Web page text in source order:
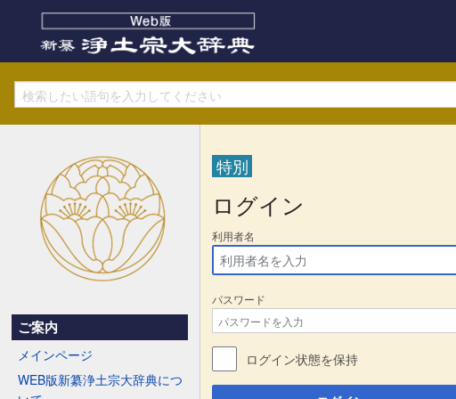
ご案内
メインページ
WEB版新纂浄土宗大辞典につ
特別
ログイン
利用者名
パスワード
ログイン状態を保持